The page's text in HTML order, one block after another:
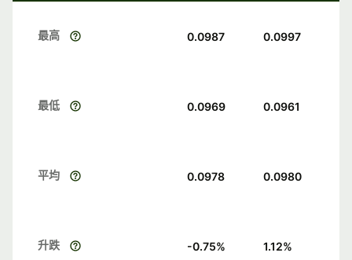
最高 0.0987 0.0997
最低 0.0969 0.0961
平均 0.0978 0.0980
升跌 -0.75% 1.12%